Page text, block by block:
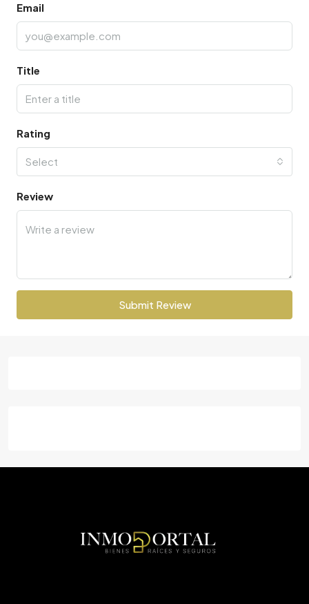
Email
Title
Rating
Select
Review
Submit Review